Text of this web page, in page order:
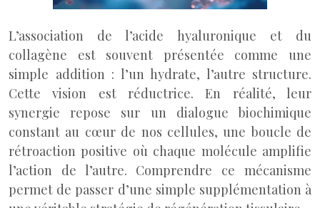
L’association de l’acide hyaluronique et du
collagène est souvent présentée comme une
simple addition : l’un hydrate, l’autre structure.
Cette vision est réductrice. En réalité, leur
synergie repose sur un dialogue biochimique
constant au cœur de nos cellules, une boucle de
rétroaction positive où chaque molécule amplifie
l’action de l’autre. Comprendre ce mécanisme
permet de passer d’une simple supplémentation à